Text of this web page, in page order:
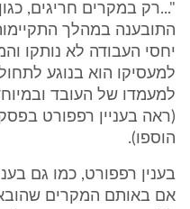
"...רק במקרים חריגים,
התובענה במהלך
יחסי העבודה לא נותקו
למעסיקו הוא בנוגע
למעמדו של העובד
הוספו).
בענין רפפורט, כמו גם
אם באותם המקרים